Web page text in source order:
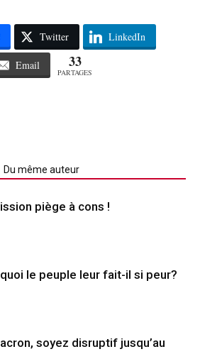
Twitter LinkedIn
Email 33
PARTAGES
Du même auteur
piège à cons !
le peuple leur fait-il si peur?
soyez disruptif jusqu’au